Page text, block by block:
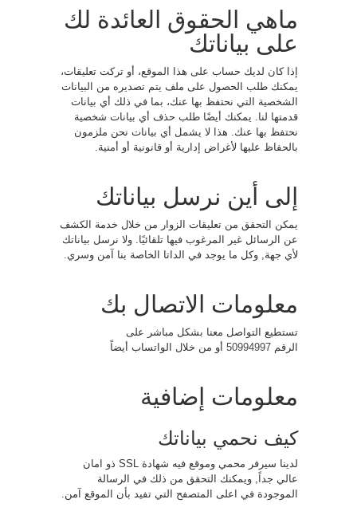
ماهي الحقوق العائدة لك
على بياناتك
إذا كان لديك حساب على هذا الموقع، أو تركت تعليقات،
يمكنك طلب الحصول على ملف يتم تصديره من البيانات
الشخصية التي نحتفظ بها عنك، بما في ذلك أي بيانات
قدمتها لنا. يمكنك أيضًا طلب حذف أي بيانات شخصية
نحتفظ بها عنك. هذا لا يشمل أي بيانات نحن ملزمون
بالحفاظ عليها لأغراض إدارية أو قانونية أو أمنية.
إلى أين نرسل بياناتك
يمكن التحقق من تعليقات الزوار من خلال خدمة الكشف
عن الرسائل غير المرغوب فيها تلقائيًا. ولا نرسل بياناتك
لأي جهة, وكل ما يوجد في الداتا الخاصة بنا آمن وسري.
معلومات الاتصال بك
تستطيع التواصل معنا بشكل مباشر على
الرقم 50994997 أو من خلال الواتساب أيضاً
معلومات إضافية
كيف نحمي بياناتك
لدينا سيرفر محمي وموقع فيه شهادة SSL ذو امان
عالي جداً, ويمكنك التحقق من ذلك في الرسالة
الموجودة في اعلى المتصفح التي تفيد بأن الموقع آمن.